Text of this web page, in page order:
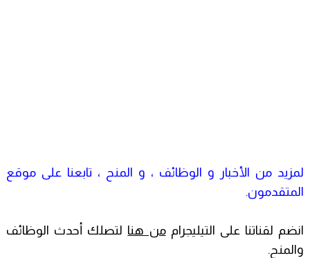
لمزيد من الأخبار و الوظائف ، و المنح ، تابعنا على موقع
المتقدمون.
انضم لقناتنا على التيليجراممن هنا لتصلك أحدث الوظائف
والمنح.